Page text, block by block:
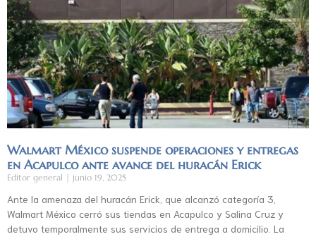
Walmart México suspende operaciones y entregas
en Acapulco ante avance del huracán Erick
Editor general junio 19, 2025
Ante la amenaza del huracán Erick, que alcanzó categoría 3,
Walmart México cerró sus tiendas en Acapulco y Salina Cruz y
detuvo temporalmente sus servicios de entrega a domicilio. La